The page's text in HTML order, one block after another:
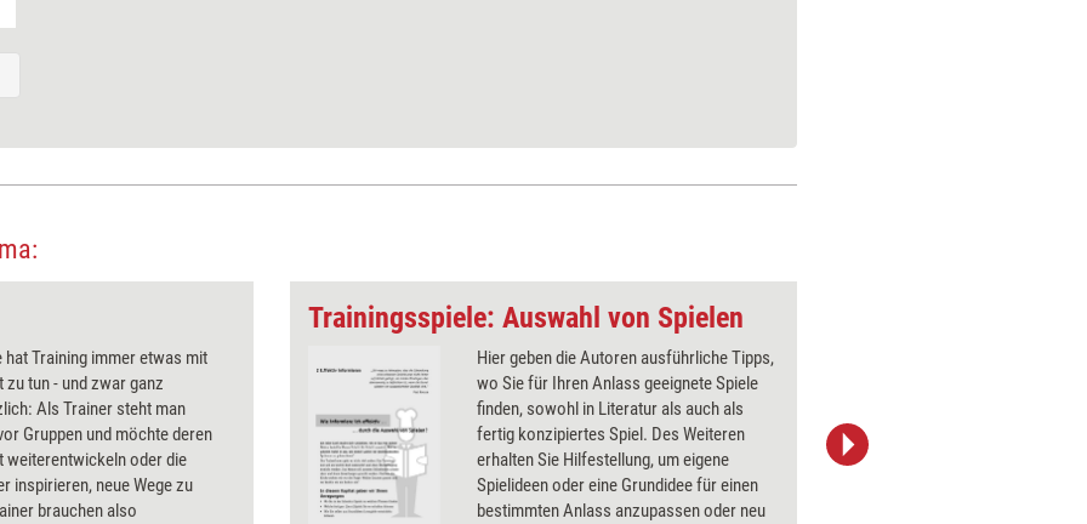
hat Training immer etwas mit
zu tun - und zwar ganz
Als Trainer steht man
Gruppen und möchte deren
weiterentwickeln oder die
inspirieren, neue Wege zu
brauchen also
Trainingsspiele: Auswahl von Spielen
Hier geben die Autoren ausführliche Tipps,
wo Sie für Ihren Anlass geeignete Spiele
finden, sowohl in Literatur als auch als
fertig konzipiertes Spiel. Des Weiteren
erhalten Sie Hilfestellung, um eigene
Spielideen oder eine Grundidee für einen
bestimmten Anlass anzupassen oder neu